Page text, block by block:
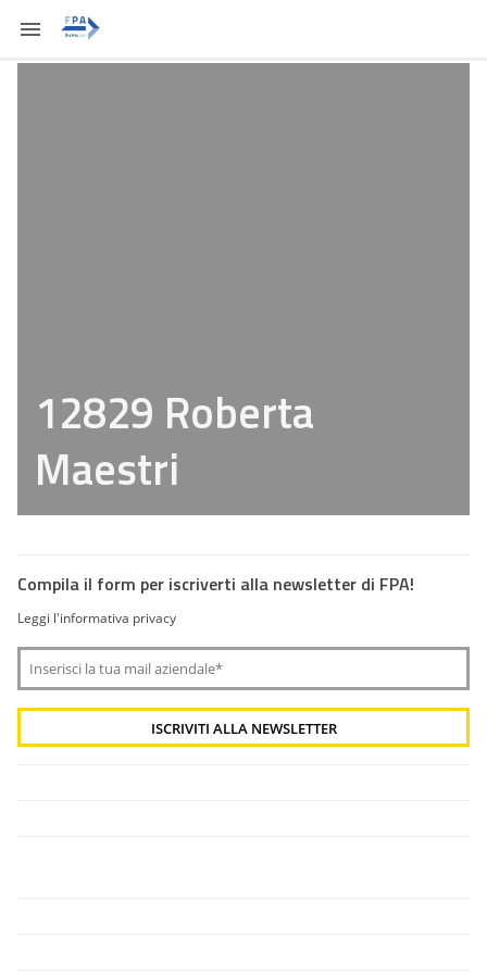
12829 Roberta
Maestri
Compila il form per iscriverti alla newsletter di FPA!
Leggi l'informativa privacy